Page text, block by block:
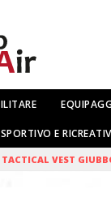
E
TACTICAL VEST